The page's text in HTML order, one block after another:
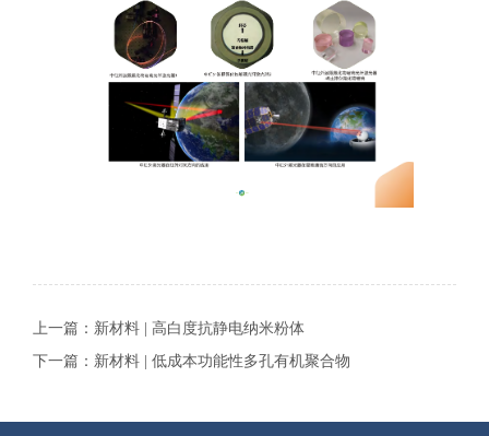
上一篇： 新材料 | 高白度抗静电纳米粉体
下一篇： 新材料 | 低成本功能性多孔有机聚合物